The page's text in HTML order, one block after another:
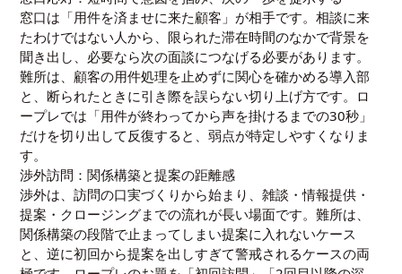
窓口は「用件を済ませに来た顧客」が相手です。相談に来
たわけではない人から、限られた滞在時間のなかで背景を
聞き出し、必要なら次の面談につなげる必要があります。
難所は、顧客の用件処理を止めずに関心を確かめる導入部
と、断られたときに引き際を誤らない切り上げ方です。ロ
ープレでは「用件が終わってから声を掛けるまでの30秒」
だけを切り出して反復すると、弱点が特定しやすくなりま
す。
渉外訪問：関係構築と提案の距離感
渉外は、訪問の口実づくりから始まり、雑談・情報提供・
提案・クロージングまでの流れが長い場面です。難所は、
関係構築の段階で止まってしまい提案に入れないケース
と、逆に初回から提案を出しすぎて警戒されるケースの両